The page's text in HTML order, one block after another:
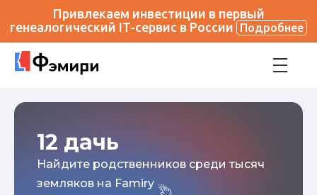
Привлекаем инвестиции в первый
генеалогический IT-сервис в России
Подробнее
12 дачь
Найдите родственников среди тысяч
земляков на Famiry